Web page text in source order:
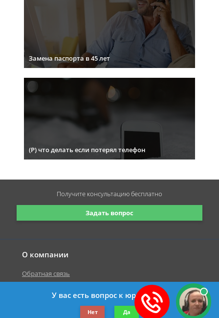
Замена паспорта в 45 лет
(Р) что делать если потерял телефон
О компании
Обратная связь
©2019-2026 Все права защищены.
Задать вопрос
Получите консультациюбесплатно
У вас есть вопрос к юристу?
Нет Да